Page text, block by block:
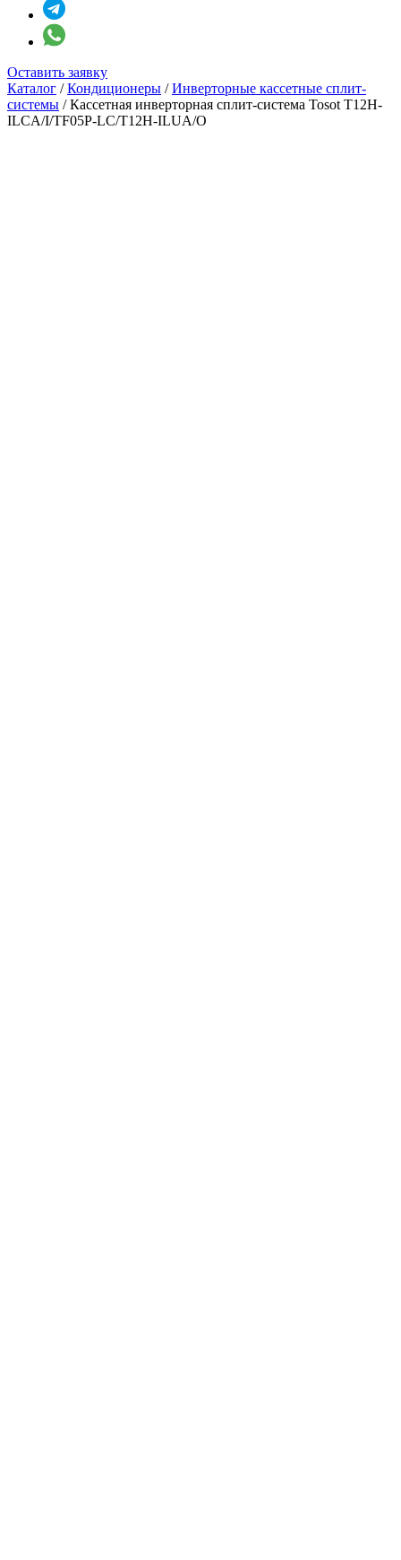
Оставить заявку
Каталог /Кондиционеры /Инверторные кассетные сплит-
системы /Кассетная инверторная сплит-система Tosot T12H-
ILCA/I/TF05P-LC/T12H-ILUA/O